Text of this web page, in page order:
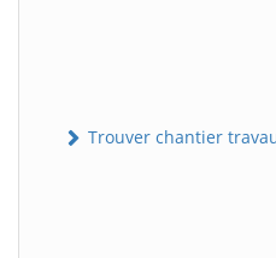
Trouver chantier